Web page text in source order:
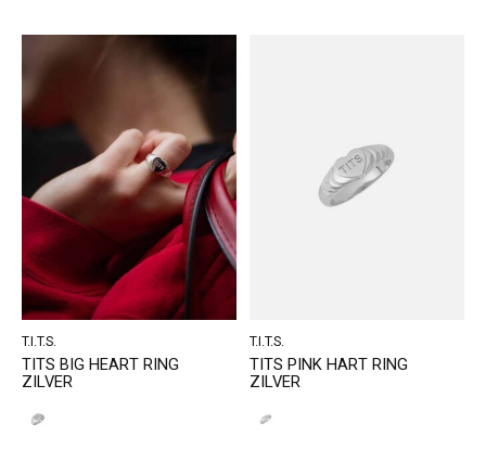
T.I.T.S.
TITS BIG HEART RING
ZILVER
T.I.T.S.
TITS PINK HART RING
ZILVER